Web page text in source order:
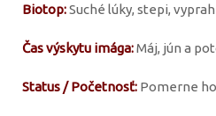
Biotop:Suché lúky, stepi,
Čas výskytu imága:Máj, jún a
Status / Početnosť: Pomerne